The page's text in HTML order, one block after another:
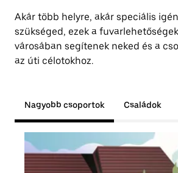
Akár több helyre, akár speciális
szükséged, ezek a
városában segítenek neked és a
az úti célotokhoz.
Nagyobb csoportok Családok